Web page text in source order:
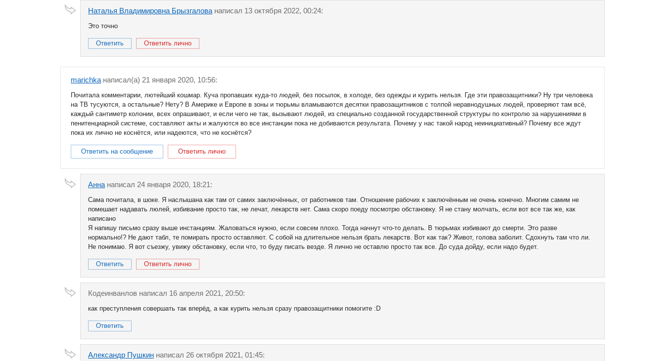
Наталья Владимировна Брызгалова написал 13 октября 2022, 00:24:
Это точно
Ответить Ответить лично
marichka написал(a) 21 января 2020, 10:56:
Почитала комментарии, лютейший кошмар. Куча пропавших куда-то людей, без посылок, в холоде, без одежды и курить нельзя. Где эти правозащитники? Ну три человека
на ТВ тусуются, а остальные? Нету? В Америке и Европе в зоны и тюрьмы вламываются десятки правозащитников с толпой неравнодушных людей, проверяют там всё,
каждый сантиметр колонии, всех опрашивают, и если чего не так, вызывают людей, из специально созданной государственной структуры по контролю за нарушениями в
пенитенциарной системе, составляют акты и жалуются во все инстанции пока не добиваются результата. Почему у нас такой народ неинициативный? Почему все ждут
пока их лично не коснётся, или надеются, что не коснётся?
Ответить на сообщение Ответить лично
Анна написал 24 января 2020, 18:21:
Сама почитала, в шоке. Я наслышана как там от самих заключённых, от работников там. Отношение рабочих к заключённым не очень конечно. Многим самим не
помешает надавать люлей, избивание просто так, не лечат, лекарств нет. Сама скоро поеду посмотрю обстановку. Я не стану молчать, если вот все так же, как
написано
Я напишу письмо сразу выше инстанциям. Жаловаться нужно, если совсем плохо. Тогда начнут что-то делать. В тюрьмах избивают до смерти. Это разве
нормально!? Не дают табл, те помирать просто оставляют. С собой на длительное нельзя брать лекарств. Вот как так? Живот, голова заболит. Сдохнуть там что ли.
Не понимаю. Я вот съезжу, увижу обстановку, если что, то буду писать везде. Я лично не оставлю просто так все. До суда дойду, если надо будет.
Ответить Ответить лично
Кодеинванлов написал 16 апреля 2021, 20:50:
как преступления совершать так вперёд, а как курить нельзя сразу правозащитники помогите :D
Ответить
Александр Пушкин написал 26 октября 2021, 01:45: